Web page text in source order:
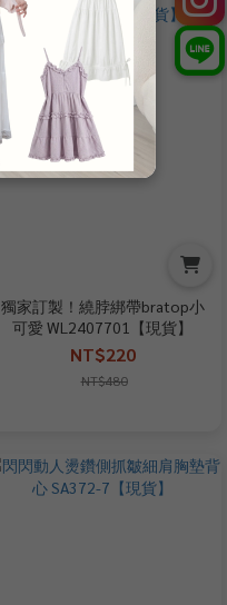
獨家訂製！繞脖綁帶bratop小
可愛 WL2407701【現貨】
NT$220
NT$480